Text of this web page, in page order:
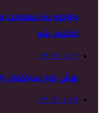
بالاخره یک
تکلیف شد
۱۴۰۴/۰۱/۰۲
ریزش آوار ساختمان ۲۱ مصدوم برجا گذاشت
۱۴۰۴/۰۱/۱۹